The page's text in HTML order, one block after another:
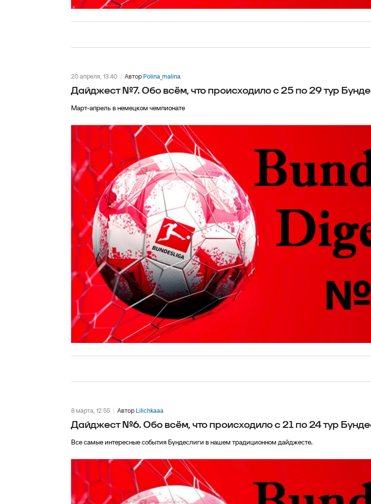
20 апреля, 13:40 Автор Polina_malina
Дайджест №7. Обо всём, что происходило с 25 по 29 тур
Март-апрель в немецком чемпионате
8 марта, 12:55 Автор Lilichkaaa
Дайджест №6. Обо всём, что происходило с 21 по 24 тур
Все самые интересные события Бундеслиги в нашем традиционном дайджесте.